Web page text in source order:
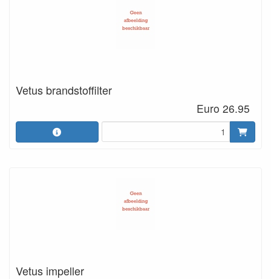
Vetus brandstoffilter
Euro 26.95
Vetus impeller